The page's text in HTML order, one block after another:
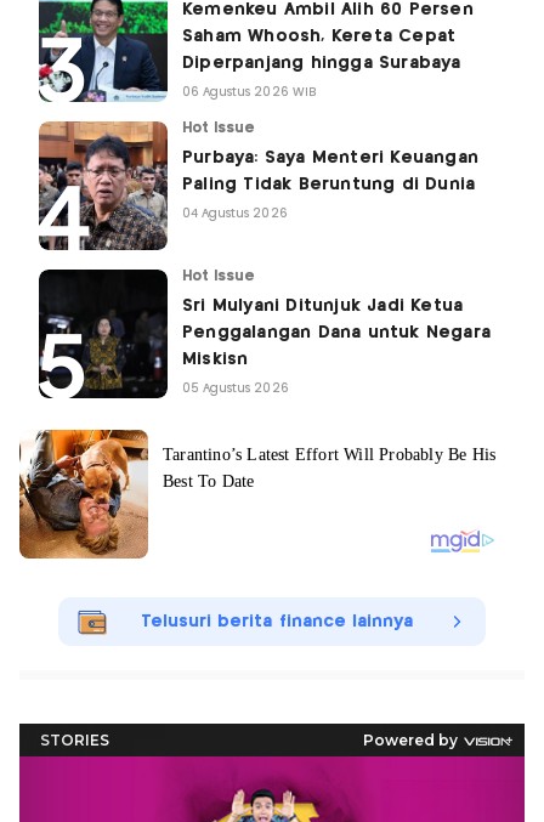
Kemenkeu Ambil Alih 60 Persen
Saham Whoosh, Kereta Cepat
Diperpanjang hingga Surabaya
06 Agustus 2026 WIB
Hot Issue
Purbaya: Saya Menteri Keuangan
Paling Tidak Beruntung di Dunia
04 Agustus 2026
Hot Issue
Sri Mulyani Ditunjuk Jadi Ketua
Penggalangan Dana untuk Negara
Miskisn
05 Agustus 2026
Telusuri berita finance lainnya